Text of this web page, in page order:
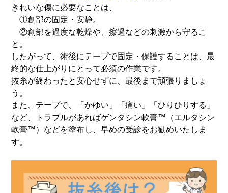
きれいな傷に必要なことは、
①創部の固定・安静。
②創部を過度な乾燥や、擦過などの刺激から守るこ
と。
したがって、術後にテープで固定・保護することは、最
終的な仕上がりにとって必須の作業です。
抜糸が終わったと安心せずに、最後まで頑張りましょ
う。
また、テープで、「かゆい」「痛い」「ひりひりする」
など、トラブルがあればゲンタシン軟膏™（エルタシン
軟膏™）などを塗布し、早めの受診をお勧めいたしま
す。